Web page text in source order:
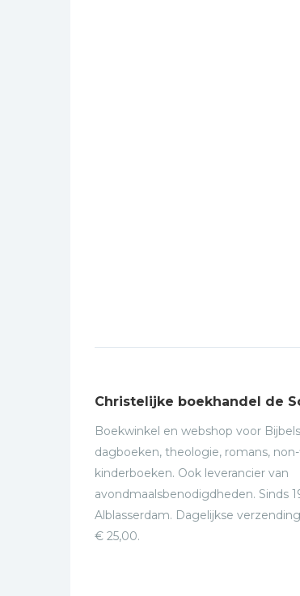
Christelijke boekhandel de
Boekwinkel en webshop voor
dagboeken, theologie, romans,
kinderboeken. Ook leverancier van
avondmaalsbenodigdheden. Sinds
Alblasserdam. Dagelijkse
€ 25,00.